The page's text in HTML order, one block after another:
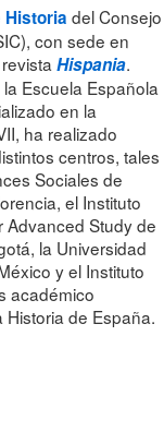
Historia del Consejo
con sede en
Hispania.
Escuela Española
en la
ha realizado
centros, tales
Sociales de
el Instituto
Advanced Study de
la Universidad
y el Instituto
académico
de España.